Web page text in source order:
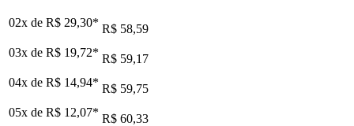
02x de R$ 29,30* R$ 58,59
03x de R$ 19,72* R$ 59,17
04x de R$ 14,94* R$ 59,75
05x de R$ 12,07* R$ 60,33